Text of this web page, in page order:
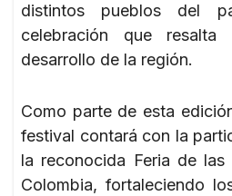
distintos pueblos del
celebración que
desarrollo de la región.
Como parte de esta
festival contará con la
la reconocida Feria de
Colombia, fortaleciendo